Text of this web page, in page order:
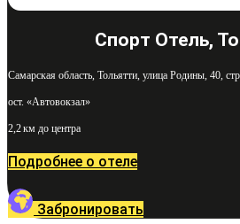
Спорт Отель,
Самарская область, Тольятти, улица Родины, 40,
ост. «Автовокзал»
2,2 км до центра
Подробнее о отеле
Забронировать